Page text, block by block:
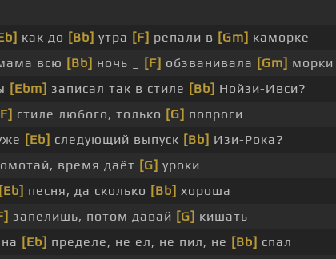
как до [Bb] утра [F] репали в [Gm] каморке
всю [Bb] ночь _ [F] обзванивала [Gm] морки
[Ebm] записал так в стиле [Bb] Нойзи-Ивси?
стиле любого, только [G] попроси
[Eb] следующий выпуск [Bb] Изи-Рока?
время даёт [G] уроки
[Eb] песня, да сколько [Bb] хороша
запелишь, потом давай [G] кишать
[Eb] пределе, не ел, не пил, не [Bb] спал